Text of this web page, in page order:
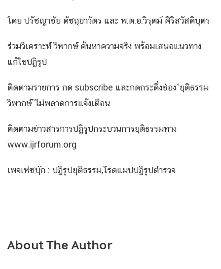
โดย ปรัชญาชัย ดัชถุยาวัตร และ พ.ต.อ.วิรุตม์ ศิริสวัสดิบุตร
ร่วมวิเคราะห์ วิพากษ์ ค้นหาความจริง พร้อมเสนอแนวทาง
แก้ไขปฏิรูป
ติดตามรายการ กด subscribe และกดกระดิ่งช่อง”ยุติธรรม
วิพากษ์”ไม่พลาดการแจ้งเตือน
ติดตามข่าวสารการปฏิรูปกระบวนการยุติธรรมทาง
www.ijrforum.org
เพจเฟซบุ๊ก : ปฏิรูปยุติธรรม,โรดแมปปฏิรูปตำรวจ
About The Author